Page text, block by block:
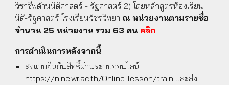
วิชาชีพด้านนิติศาสตร์ - รัฐศาสตร์ 2) โดยหลักสูตรห้องเรียน
นิติ-รัฐศาสตร์ โรงเรียนวัชรวิทยา ณ หน่วยงานตามรายชื่อ
จำนวน 25 หน่วยงาน รวม 63 คน คลิก
การดำเนินการหลังจากนี้
ส่งแบบยืนยันสิทธิ์ผ่านระบบออนไลน์
https://nine.wr.ac.th/Online-lesson/train และส่ง